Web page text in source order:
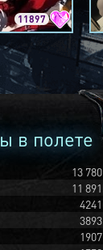
11897
в полете
13 780
11 891
4241
3893
1907